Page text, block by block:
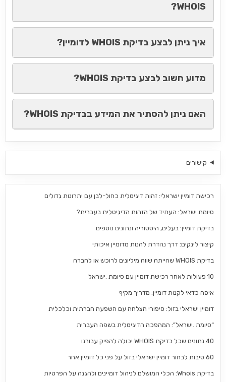
WHOIS?
איך ניתן לבצע בדיקת WHOIS לדומיין?
מדוע חשוב לבצע בדיקת WHOIS?
האם ניתן להסתיר את המידע בבדיקת WHOIS?
קישורים
רכישת דומיין ישראלי: זהות דיגיטלית כחול-לבן עם יתרונות גדולים
סיומת ישראל: העתיד של הזהות הדיגיטלית בעברית?
בדיקת דומיין: בעלים, היסטוריה ונתונים נוספים
קיצור לינקים: דרך נהדרת להנות מדומיין איכותי
בדיקת WHOIS שהייתה שווה מיליונים לרוכש או לחברה
10 פעולות לאחר רכישת דומיין עם סיומת .ישראל
איפה כדאי לקנות דומיין: מדריך מקיף
דומיין ישראלי בזול: סיפורי הצלחה עם השפעה חברתית וכלכלית
“סיומת .ישראל”: המהפכה הדיגיטלית בשפה העברית
40 נתונים שכל בדיקת WHOIS יכולה להפיק עבורנו
60 סיבות לבחור דומיין ישראלי בזול על פני כל דומיין אחר
בדיקת Whois: הכלי המושלם לניהול דומיינים ולהגנה על הפרטיות